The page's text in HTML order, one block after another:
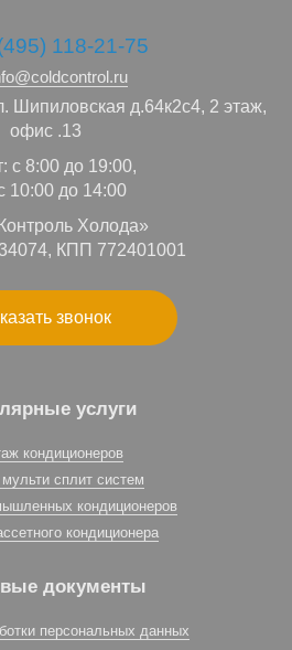
118-21-75
Шипиловская д.64к2с4, 2 этаж,
офис .13
с 8:00 до 19:00,
10:00 до 14:00
Холода»
КПП 772401001
звонок
услуги
кондиционеров
сплит систем
кондиционеров
кондиционера
документы
персональных данных